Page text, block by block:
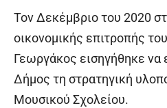
Τον Δεκέμβριο του 2020
οικονομικής επιτροπής
Γεωργάκος εισηγήθηκε
Δήμος τη στρατηγική
Μουσικού Σχολείου.